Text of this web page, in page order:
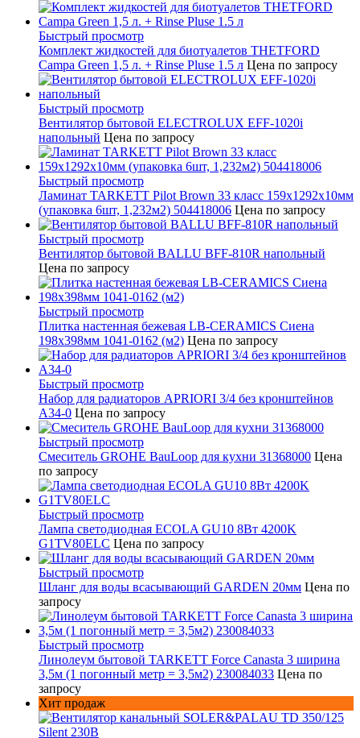
Быстрый просмотр
Комплект жидкостей для биотуалетов THETFORD
Campa Green 1,5 л. + Rinse Pluse 1.5 л Цена по запросу
Быстрый просмотр
Вентилятор бытовой ELECTROLUX EFF-1020i
напольный Цена по запросу
Быстрый просмотр
Ламинат TARKETT Pilot Brown 33 класс 159х1292х10мм
(упаковка 6шт, 1,232м2) 504418006 Цена по запросу
Быстрый просмотр
Вентилятор бытовой BALLU BFF-810R напольный
Цена по запросу
Быстрый просмотр
Плитка настенная бежевая LB-CERAMICS Сиена
198x398мм 1041-0162 (м2) Цена по запросу
Быстрый просмотр
Набор для радиаторов APRIORI 3/4 без кронштейнов
A34-0 Цена по запросу
Быстрый просмотр
Смеситель GROHE BauLoop для кухни 31368000 Цена
по запросу
Быстрый просмотр
Лампа светодиодная ECOLA GU10 8Вт 4200K
G1TV80ELC Цена по запросу
Быстрый просмотр
Шланг для воды всасывающий GARDEN 20мм Цена по
запросу
Быстрый просмотр
Линолеум бытовой TARKETT Force Canasta 3 ширина
3,5м (1 погонный метр = 3,5м2) 230084033 Цена по
запросу
Хит продаж